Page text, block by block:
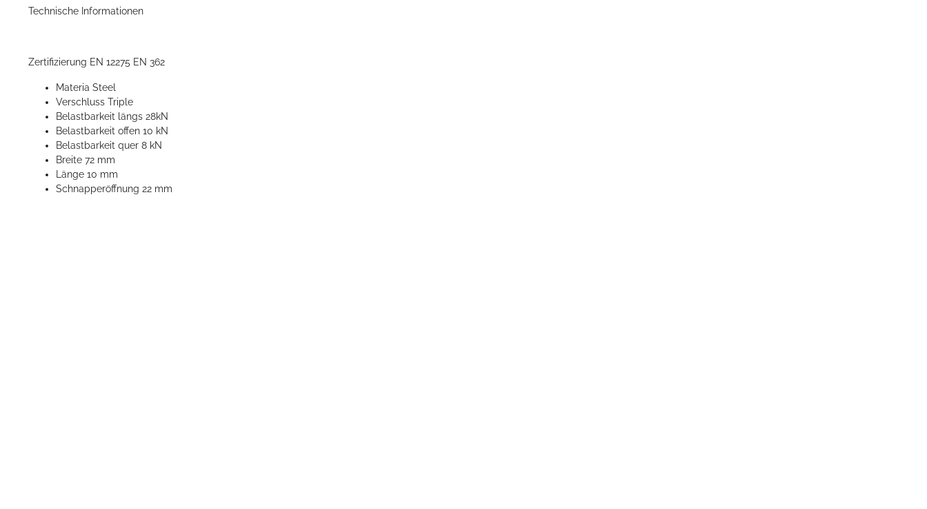
Technische Informationen
Zertifizierung EN 12275 EN 362
Materia Steel
Verschluss Triple
Belastbarkeit längs 28kN
Belastbarkeit offen 10 kN
Belastbarkeit quer 8 kN
Breite 72 mm
Länge 10 mm
Schnapperöffnung 22 mm